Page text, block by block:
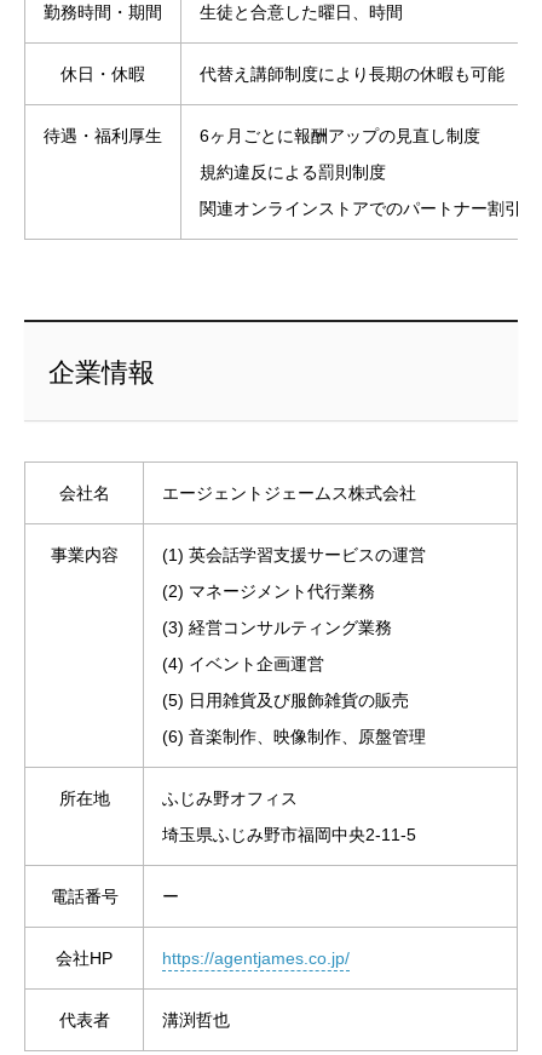
勤務時間・期間 生徒と合意した曜日、時間
休日・休暇 代替え講師制度により長期の休暇も可能
待遇・福利厚生
6ヶ月ごとに報酬アップの見直し制度
規約違反による罰則制度
関連オンラインストアでのパートナー割引制
企業情報
会社名 エージェントジェームス株式会社
事業内容
(1) 英会話学習支援サービスの運営
(2) マネージメント代行業務
(3) 経営コンサルティング業務
(4) イベント企画運営
(5) 日用雑貨及び服飾雑貨の販売
(6) 音楽制作、映像制作、原盤管理
所在地
ふじみ野オフィス
埼玉県ふじみ野市福岡中央2-11-5
電話番号 ー
会社HP https://agentjames.co.jp/
代表者 溝渕哲也